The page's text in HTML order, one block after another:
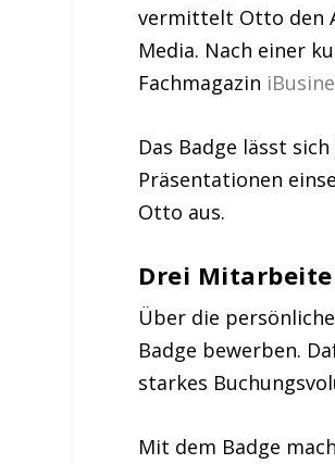
vermittelt Otto den
Media. Nach einer
Fachmagazin
Das Badge lässt
Präsentationen
Otto aus.
Drei
Über die
Badge bewerben.
starkes
Mit dem Badge